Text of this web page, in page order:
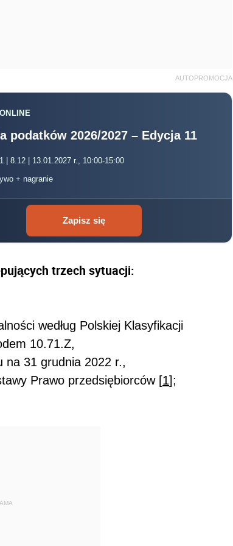
AUTOPROMOCJA
podatków 2026/2027 – Edycja 11
| 8.12 | 13.01.2027 r., 10:00-15:00
+ nagranie
Zapisz się
trzech sytuacji:
według Polskiej Klasyfikacji
10.71.Z,
na 31 grudnia 2022 r.,
Prawo przedsiębiorców [1];